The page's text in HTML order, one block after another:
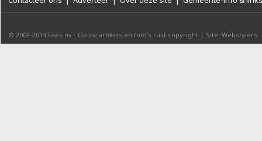
© 2004-2013 Faes nv - Op de artikels en foto’s rust copyright | Site: Webstylers